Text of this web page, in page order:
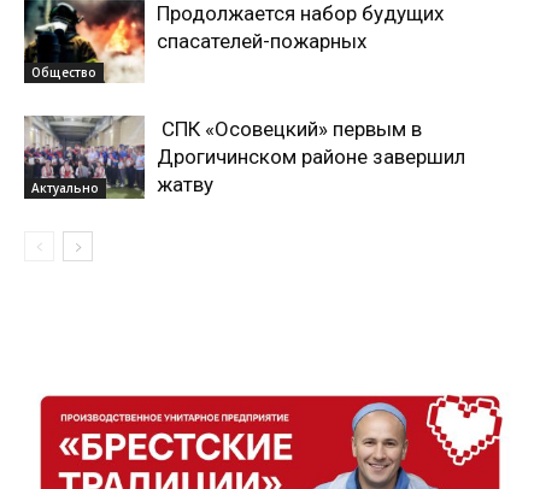
Общество
Продолжается набор будущих
спасателей-пожарных
Актуально
СПК «Осовецкий» первым в
Дрогичинском районе завершил
жатву